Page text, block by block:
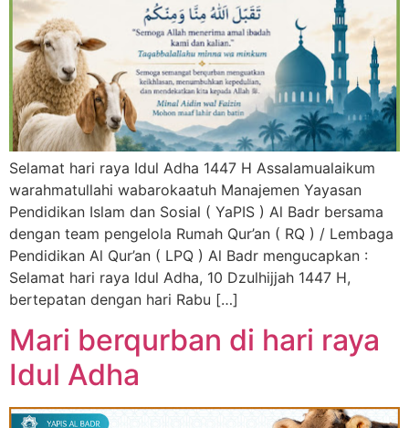
Selamat hari raya Idul Adha 1447 H Assalamualaikum
warahmatullahi wabarokaatuh Manajemen Yayasan
Pendidikan Islam dan Sosial ( YaPIS ) Al Badr bersama
dengan team pengelola Rumah Qur’an ( RQ ) / Lembaga
Pendidikan Al Qur’an ( LPQ ) Al Badr mengucapkan :
Selamat hari raya Idul Adha, 10 Dzulhijjah 1447 H,
bertepatan dengan hari Rabu […]
Mari berqurban di hari raya
Idul Adha